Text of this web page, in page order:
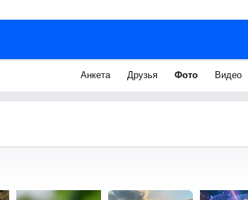
Анкета Друзья Фото Видео